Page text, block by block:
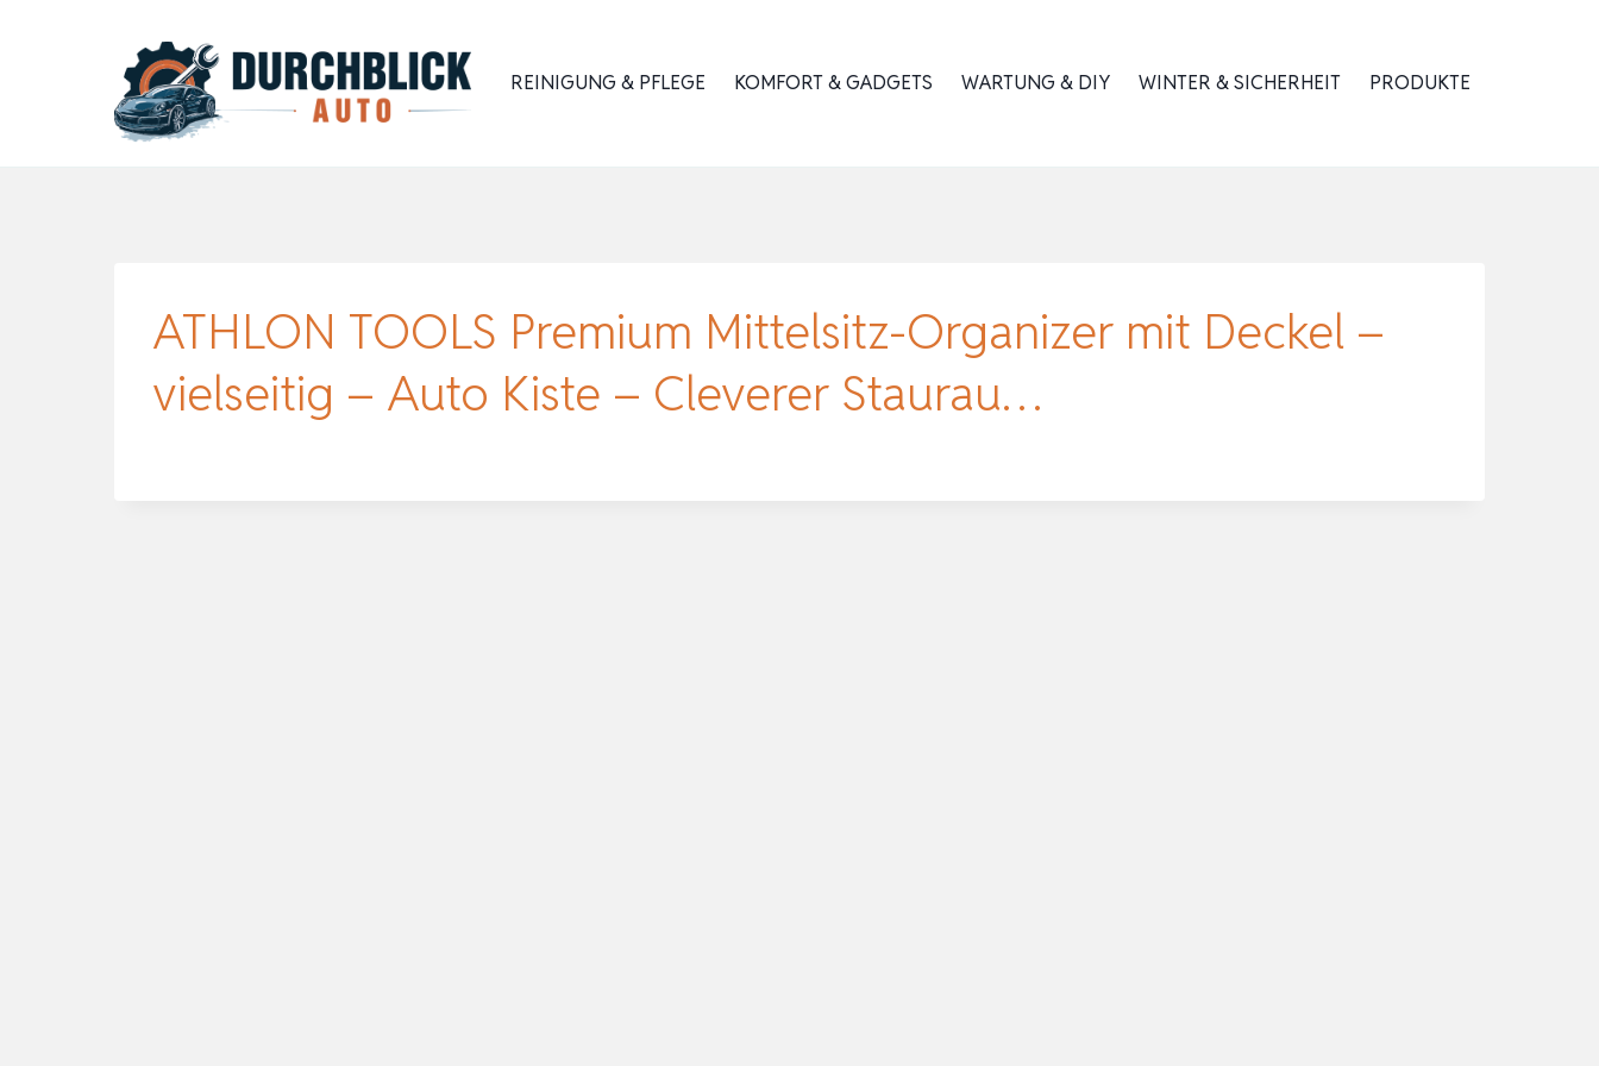
REINIGUNG & PFLEGE KOMFORT & GADGETS WARTUNG & DIY WINTER & SICHERHEIT PRODUKTE
ATHLON TOOLS Premium Mittelsitz-Organizer mit Deckel –
vielseitig – Auto Kiste – Cleverer Staurau…